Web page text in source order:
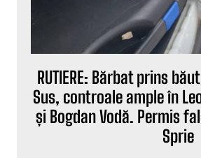
RUTIERE: Bărbat prins
Sus, controale ample în
și Bogdan Vodă. Permis
Sprie